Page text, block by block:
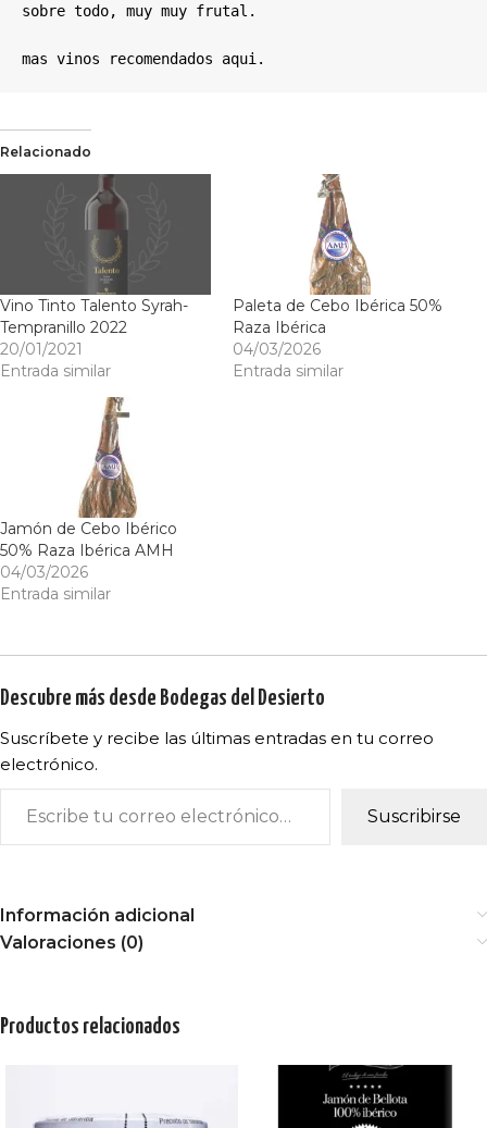
sobre todo, muy muy frutal.
mas vinos recomendados aqui.
Relacionado
Vino Tinto Talento Syrah-
Tempranillo 2022
20/01/2021
Entrada similar
Paleta de Cebo Ibérica 50%
Raza Ibérica
04/03/2026
Entrada similar
Jamón de Cebo Ibérico
50% Raza Ibérica AMH
04/03/2026
Entrada similar
Descubre más desde Bodegas del Desierto
Suscríbete y recibe las últimas entradas en tu correo
electrónico.
Suscribirse
Información adicional
Valoraciones (0)
Productos relacionados